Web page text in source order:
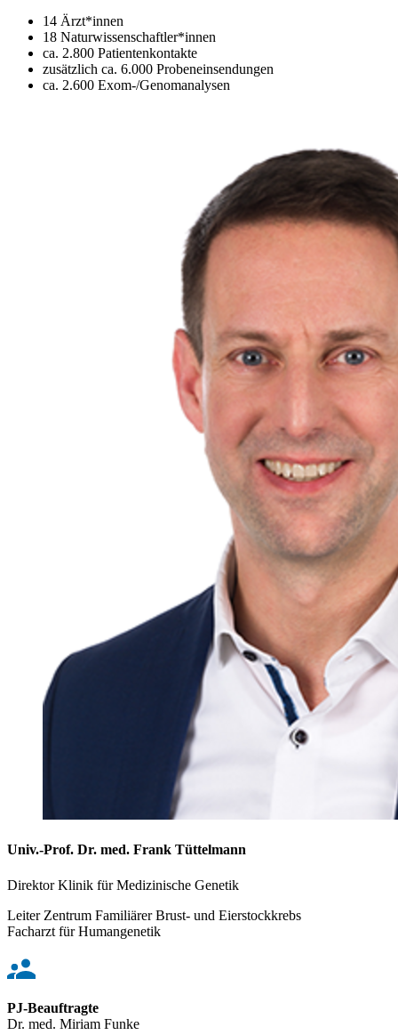
14 Ärzt*innen
18 Naturwissenschaftler*innen
ca. 2.800 Patientenkontakte
zusätzlich ca. 6.000 Probeneinsendungen
ca. 2.600 Exom-/Genomanalysen
Univ.-Prof. Dr. med. Frank Tüttelmann
Direktor Klinik für Medizinische Genetik
Leiter Zentrum Familiärer Brust- und Eierstockkrebs
Facharzt für Humangenetik
PJ-Beauftragte
Dr. med. Miriam Funke